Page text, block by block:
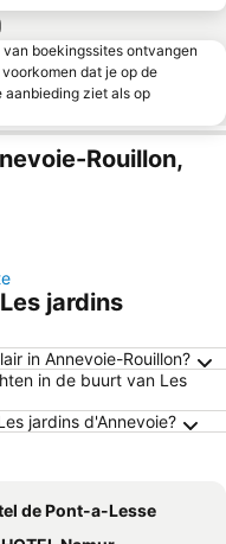
boekingssites ontvangen
dat je op de
ziet als op
Rouillon,
jardins
in Annevoie-Rouillon?
in de buurt van Les
jardins d'Annevoie?
de Pont-a-Lesse